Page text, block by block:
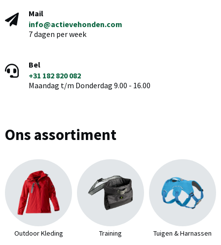
Mail
info@actievehonden.com
7 dagen per week
Bel
+31 182 820 082
Maandag t/m Donderdag 9.00 - 16.00
Ons assortiment
Outdoor Kleding Training Tuigen & Harnassen